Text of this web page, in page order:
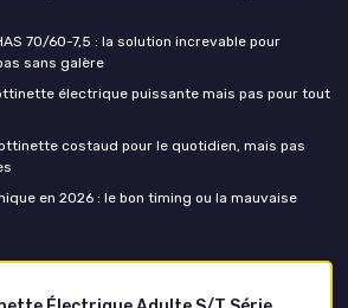
70/60-7,5 : la solution increvable pour
sans galère
électrique puissante mais pas pour tout
costaud pour le quotidien, mais pas
en 2026 : le bon timing ou la mauvaise